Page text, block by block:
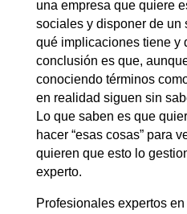
una empresa que quiere
sociales y disponer de un
qué implicaciones tiene y
conclusión es que,
conociendo términos
en realidad siguen sin
Lo que saben es que
hacer “esas cosas” para
quieren que esto lo
experto.
Profesionales expertos